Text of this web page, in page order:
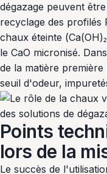
dégazage peuvent
recyclage des profilés
chaux éteinte
le CaO micronisé.
de la matière
seuil d'odeur,
Points
lors de la
Le succès de